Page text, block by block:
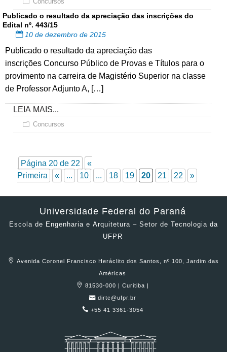
Publicado o resultado da apreciação das inscrições do
Edital nº. 443/15
10 de dezembro de 2015
Publicado o resultado da apreciação das
inscrições Concurso Público de Provas e Títulos para o
provimento na carreira de Magistério Superior na classe
de Professor Adjunto A, […]
LEIA MAIS...
Concursos
Página 20 de 22
«
Primeira
« ... 10 ... 18 19 20 21 22 »
Universidade Federal do Paraná
Escola de Engenharia e Arquitetura – Setor de Tecnologia da
UFPR
Avenida Coronel Francisco Heráclito dos Santos, nº 100, Jardim das
Américas
81530-000 | Curitiba |
dirtc@ufpr.br
+55 41 3361-3054